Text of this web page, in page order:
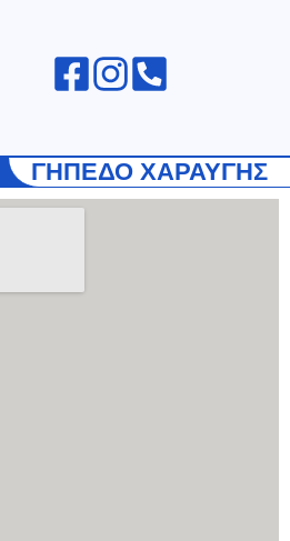
ΓΗΠΕΔΟ ΧΑΡΑΥΓΗΣ